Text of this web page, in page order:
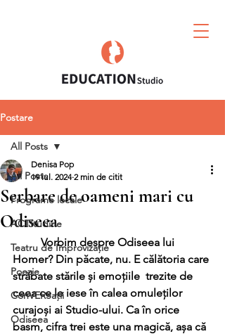
Postare
All Posts
Programe locale
ACTItudine
Teatru de Improvizație
Poezie
ConVERSații
Odiseea
All Posts
Serbare de oameni mari cu
Odiseea
Denisa Pop
19 iul. 2024 2 min de citit
	Vorbim despre Odiseea lui
Homer? Din păcate, nu. E călătoria care
străbate stările și emoțiile  trezite de
ceea ce le iese în calea omuleților
curajoși ai Studio-ului. Ca în orice
basm, cifra trei este una magică, așa că